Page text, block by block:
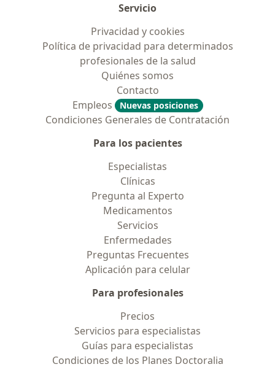
Servicio
Privacidad y cookies
Política de privacidad para determinados
profesionales de la salud
Quiénes somos
Contacto
Empleos
Nuevas posiciones
Condiciones Generales de Contratación
Para los pacientes
Especialistas
Clínicas
Pregunta al Experto
Medicamentos
Servicios
Enfermedades
Preguntas Frecuentes
Aplicación para celular
Para profesionales
Precios
Servicios para especialistas
Guías para especialistas
Condiciones de los Planes Doctoralia